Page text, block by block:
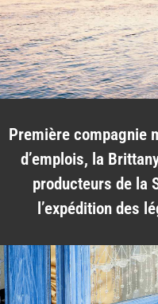
Première compagnie
d’emplois, la
producteurs de la
l’expédition des